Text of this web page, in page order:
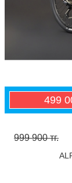
499
999 900 тг.